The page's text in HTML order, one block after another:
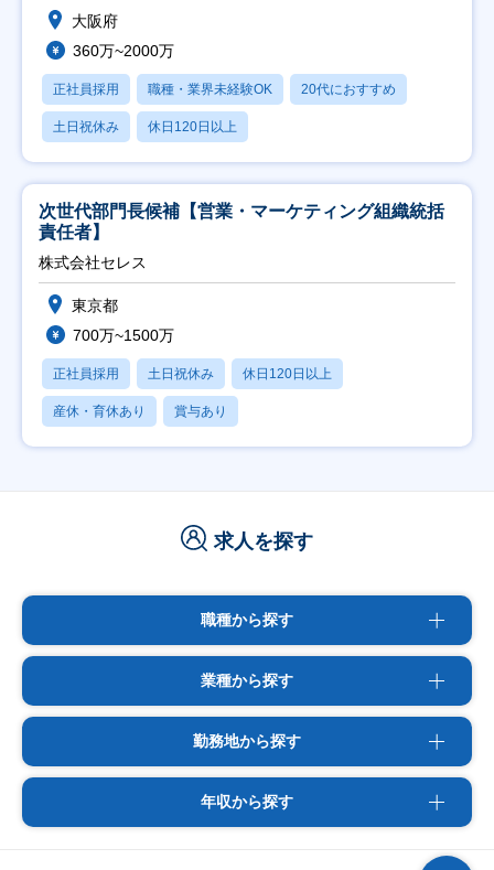
大阪府
360万~2000万
正社員採用 職種・業界未経験OK 20代におすすめ
土日祝休み 休日120日以上
次世代部門長候補【営業・マーケティング組織統括
責任者】
株式会社セレス
東京都
700万~1500万
正社員採用 土日祝休み 休日120日以上
産休・育休あり 賞与あり
求人を探す
職種から探す
業種から探す
勤務地から探す
年収から探す